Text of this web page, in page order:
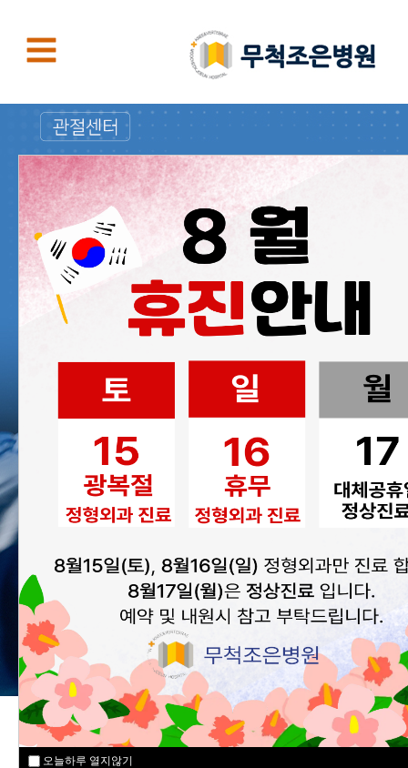
오늘하루 열지않기
오늘하루 열지않기
오늘하루 열지않기
오늘하루 열지않기
오늘하루 열지않기 MEDICAL